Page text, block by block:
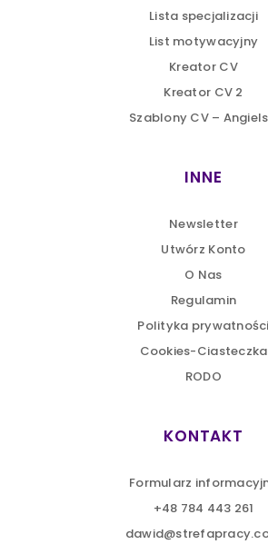
Lista specjalizacji
List motywacyjny
Kreator CV
Kreator CV 2
Szablony CV –
INNE
Newsletter
Utwórz Konto
O Nas
Regulamin
Polityka prywatności
Cookies-Ciasteczka
RODO
KONTAKT
Formularz
+48 784 443 261